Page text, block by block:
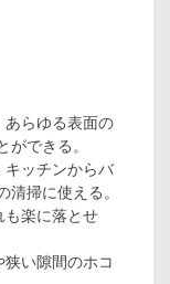
あらゆる表面の
ができる。
キッチンからバ
清掃に使える。
も楽に落とせ
狭い隙間のホコ